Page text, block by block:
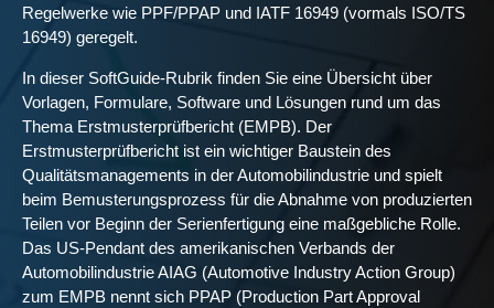
Regelwerke wie PPF/PPAP und IATF 16949 (vormals ISO/TS
16949) geregelt.
In dieser SoftGuide-Rubrik finden Sie eine Übersicht über
Vorlagen, Formulare, Software und Lösungen rund um das
Thema Erstmusterprüfbericht (EMPB). Der
Erstmusterprüfbericht ist ein wichtiger Baustein des
Qualitätsmanagements in der Automobilindustrie und spielt
beim Bemusterungsprozess für die Abnahme von produzierten
Teilen vor Beginn der Serienfertigung eine maßgebliche Rolle.
Das US-Pendant des amerikanischen Verbands der
Automobilindustrie AIAG (Automotive Industry Action Group)
zum EMPB nennt sich PPAP (Production Part Approval